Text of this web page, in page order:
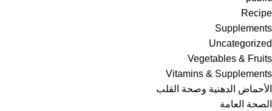
Recipe
Supplements
Uncategorized
Vegetables & Fruits
Vitamins & Supplements
الأحماض الدهنية وصحة القلب
الصحة العامة